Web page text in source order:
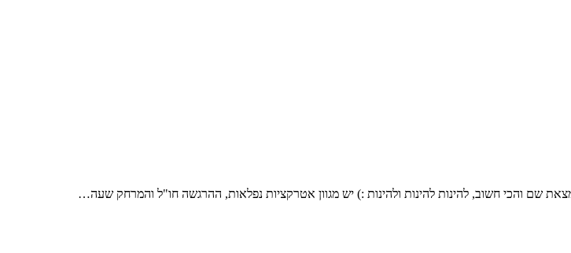
שם והכי חשוב, להינות להינות ולהינות :) יש מגוון אטרקציות נפלאות, ההרגשה חו"ל והמרחק שעה…